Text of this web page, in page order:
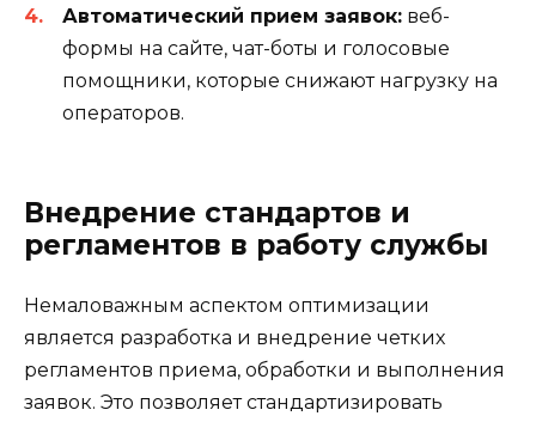
Автоматический прием заявок: веб-
формы на сайте, чат-боты и голосовые
помощники, которые снижают нагрузку на
операторов.
Внедрение стандартов и
регламентов в работу службы
Немаловажным аспектом оптимизации
является разработка и внедрение четких
регламентов приема, обработки и выполнения
заявок. Это позволяет стандартизировать